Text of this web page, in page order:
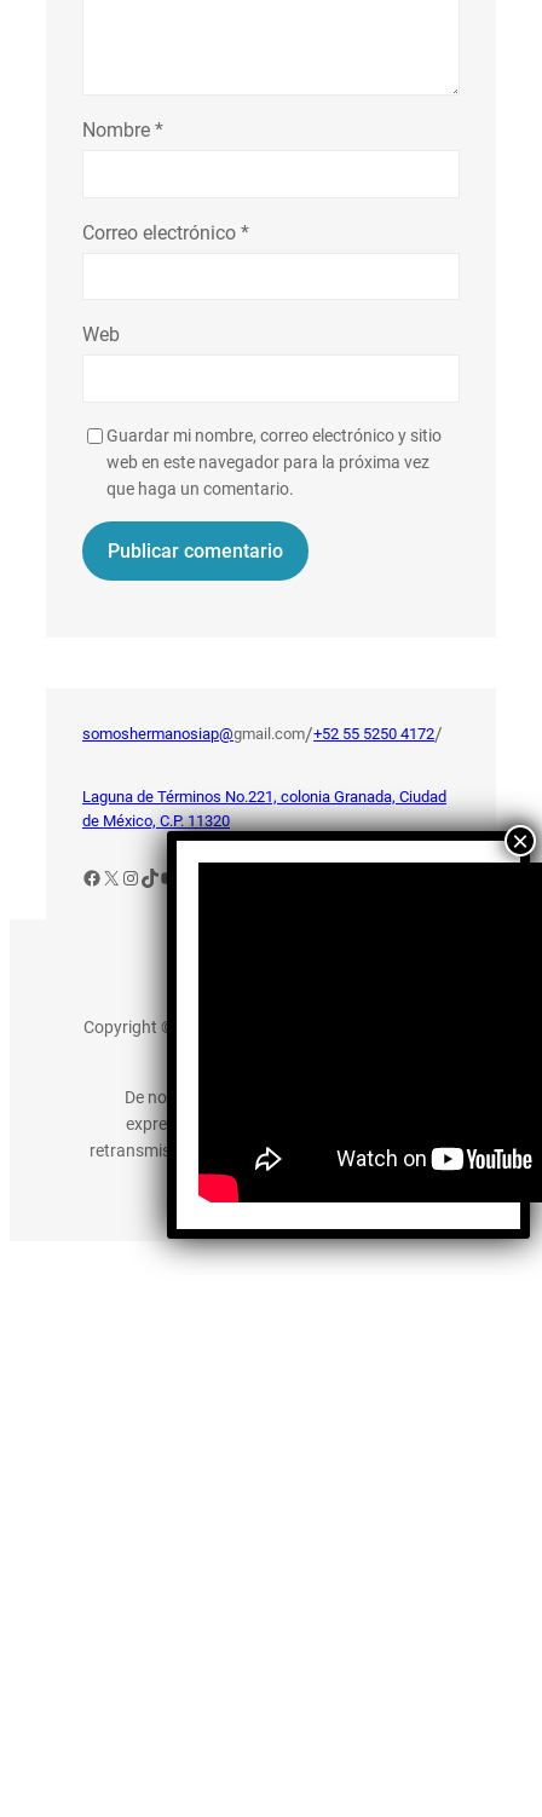
Nombre *
Correo electrónico *
Web
Guardar mi nombre, correo electrónico y sitio
web en este navegador para la próxima vez
que haga un comentario.
somoshermanosiap@gmail.com/+52 55 5250 4172/
Laguna de Términos No.221, colonia Granada, Ciudad
de México, C.P. 11320
Facebook
X Instagram
TikTok
YouTube
Copyright © 2025 somos-hermanos.mx. Todos los
De no existir previa autorización, queda
expresamente prohibida la publicación,
retransmisión, edición y cualquier otro uso de los
contenidos.